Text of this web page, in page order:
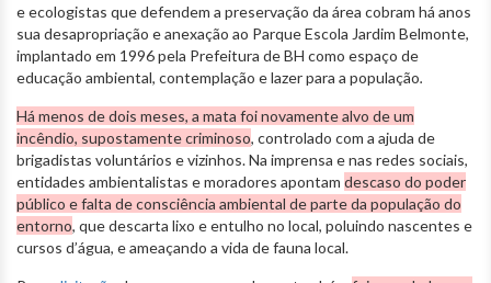
e ecologistas que defendem a preservação da área cobram há anos
sua desapropriação e anexação ao Parque Escola Jardim Belmonte,
implantado em 1996 pela Prefeitura de BH como espaço de
educação ambiental, contemplação e lazer para a população.
Há menos de dois meses, a mata foi novamente alvo de um
incêndio, supostamente criminoso, controlado com a ajuda de
brigadistas voluntários e vizinhos. Na imprensa e nas redes sociais,
entidades ambientalistas e moradores apontam descaso do poder
público e falta de consciência ambiental de parte da população do
entorno, que descarta lixo e entulho no local, poluindo nascentes e
cursos d’água, e ameaçando a vida de fauna local.